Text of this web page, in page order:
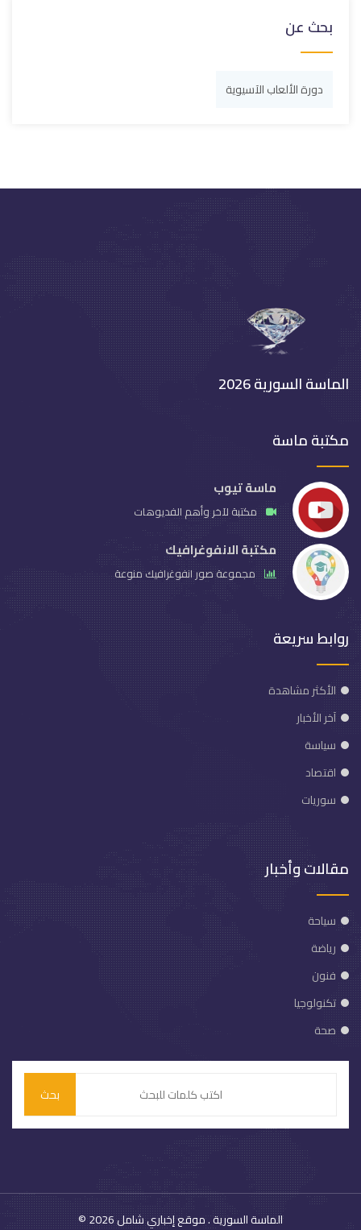
بحث عن
دورة الألعاب الآسيوية
الماسة السورية 2026
مكتبة ماسة
ماسة تيوب
مكتبة لآخر وأهم الفديوهات
مكتبة الانفوغرافيك
مجموعة صور انفوغرافيك منوعة
روابط سريعة
الأكثر مشاهدة
آخر الأخبار
سياسة
اقتصاد
سوريات
مقالات وأخبار
سياحة
رياضة
فنون
تكنولوجيا
صحة
بحث
© 2026 الماسة السورية. موقع إخباري شامل